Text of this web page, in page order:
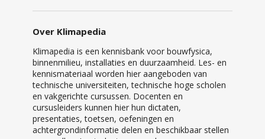
Over Klimapedia
Klimapedia is een kennisbank voor bouwfysica,
binnenmilieu, installaties en duurzaamheid. Les- en
kennismateriaal worden hier aangeboden van
technische universiteiten, technische hoge scholen
en vakgerichte cursussen. Docenten en
cursusleiders kunnen hier hun dictaten,
presentaties, toetsen, oefeningen en
achtergrondinformatie delen en beschikbaar stellen